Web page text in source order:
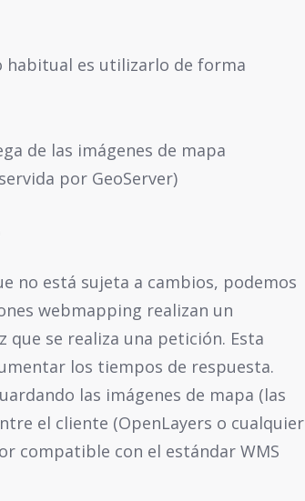
habitual es utilizarlo de forma
de las imágenes de mapa
por GeoServer)
no está sujeta a cambios, podemos
webmapping realizan un
que se realiza una petición. Esta
los tiempos de respuesta.
las imágenes de mapa (las
el cliente (OpenLayers o cualquier
compatible con el estándar WMS